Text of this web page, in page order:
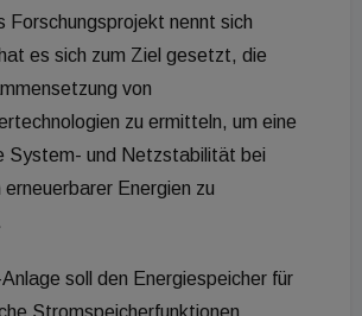
Forschungsprojekt nennt sich
es sich zum Ziel gesetzt, die
von
zu ermitteln, um eine
System- und Netzstabilität bei
erneuerbarer Energien zu
soll den Energiespeicher für
Stromspeicherfunktionen